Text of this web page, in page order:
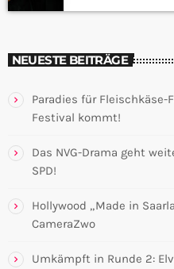
NEUESTE BEITRÄGE
Paradies für Fleischkäse-
Festival kommt!
Das NVG-Drama geht
SPD!
Hollywood „Made in
CameraZwo
Umkämpft in Runde 2: